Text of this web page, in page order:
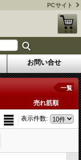
PCサイト
お問い合せ
一覧
売れ筋順
表示件数: